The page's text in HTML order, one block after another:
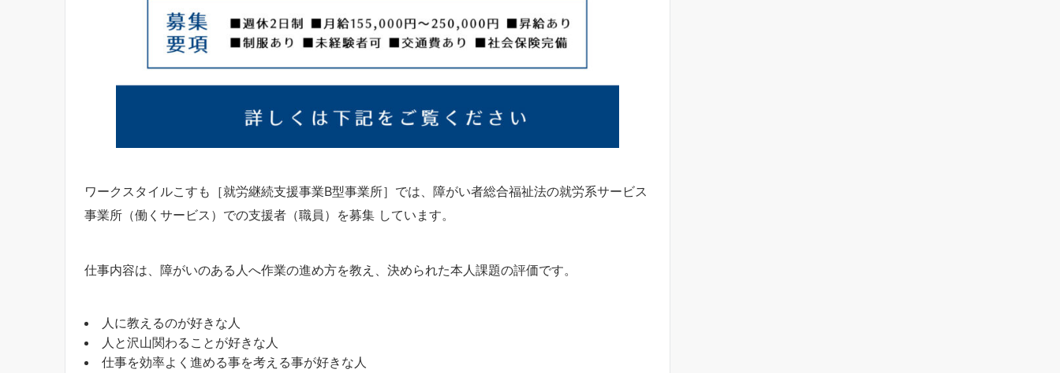
ワークスタイルこすも［就労継続支援事業B型事業所］では、障がい者総合福祉法の就労系サービス
事業所（働くサービス）での支援者（職員）を募集 しています。
仕事内容は、障がいのある人へ作業の進め方を教え、決められた本人課題の評価です。
人に教えるのが好きな人
人と沢山関わることが好きな人
仕事を効率よく進める事を考える事が好きな人